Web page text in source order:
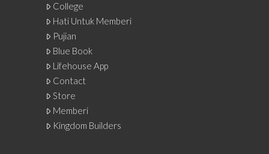
College
Hati Untuk Memberi
Pujian
Blue Book
Lifehouse App
Contact
Store
Memberi
Kingdom Builders